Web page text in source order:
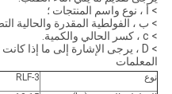
> أ ، نوع واسم المنتجات ؛
> ب ، الفولطية المقدرة والحالية
> c ، كسر الحالي والكمية.
> D ، يرجى الإشارة إلى ما إذا كانت تفاصيل الطلبات الخاصة أثناء الطلب.
المعلمات
نوع RLF-3